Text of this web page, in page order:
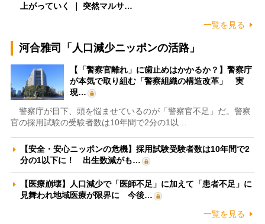
上がっていく ｜ 突然マルサ…
一覧を見る
河合雅司「人口減少ニッポンの活路」
【「警察官離れ」に歯止めはかかるか？】警察庁
が本気で取り組む「警察組織の構造改革」 実
現…
警察庁が目下、頭を悩ませているのが「警察官不足」だ。警察
官の採用試験の受験者数は10年間で2分の1以…
【安全・安心ニッポンの危機】採用試験受験者数は10年間で2
分の1以下に！ 出生数減がも…
【医療崩壊】人口減少で「医師不足」に加えて「患者不足」に
見舞われ地域医療が限界に 今後…
一覧を見る